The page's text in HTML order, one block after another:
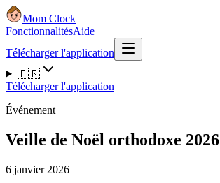
Mom Clock
FonctionnalitésAide
Télécharger l'application
🇫🇷
Télécharger l'application
Événement
Veille de Noël orthodoxe 2026
6 janvier 2026